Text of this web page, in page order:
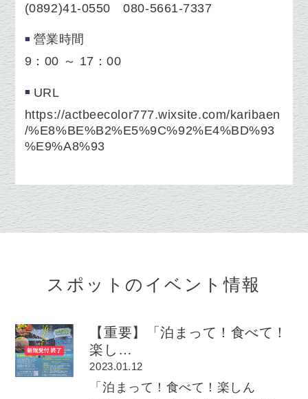
(0892)41-0550 080-5661-7337
營業時間
9：00 ～ 17：00
URL
https://actbeecolor777.wixsite.com/karibaen
/%E8%BE%B2%E5%9C%92%E4%BD%93
%E9%A8%93
スポットのイベント情報
【重要】「泊まって！食べて！
楽し…
2023.01.12
「泊まって！食べて！楽しん